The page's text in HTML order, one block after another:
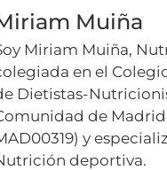
Muiña
Miriam Muiña,
en el
Dietistas-
de
y
deportiva.